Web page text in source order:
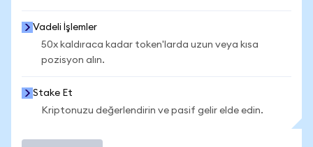
Vadeli İşlemler
50x kaldıraca kadar token'larda uzun veya kısa
pozisyon alın.
Stake Et
Kriptonuzu değerlendirin ve pasif gelir elde edin.